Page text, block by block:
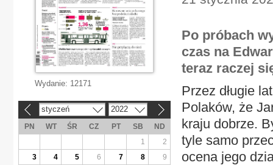
Po próbach
czas na
teraz raczej
Przez długie
Polaków, że
kraju dobrze.
tyle samo
ocena jego
Wydanie: 12171
styczeń 2022
PN WT ŚR CZ PT SB
ND
1
2
3
4 5 6 7 8
9